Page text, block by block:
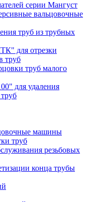
серии Мангуст
вальцовочные
труб из трубных
для отрезки
труб
труб малого
для удаления
машины
труб
резьбовых
конца трубы